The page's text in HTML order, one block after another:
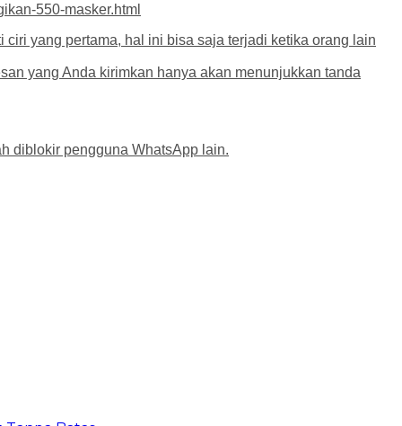
550-masker.html
yang pertama, hal ini bisa saja terjadi ketika orang lain
yang Anda kirimkan hanya akan menunjukkan tanda
diblokir pengguna WhatsApp lain.